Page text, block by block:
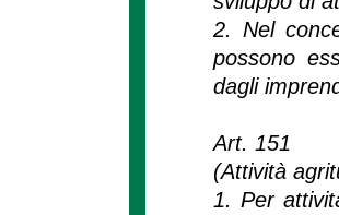
2. Nel
possono
dagli
Art. 151
(Attività
1. Per